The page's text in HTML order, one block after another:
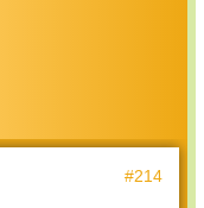
#214